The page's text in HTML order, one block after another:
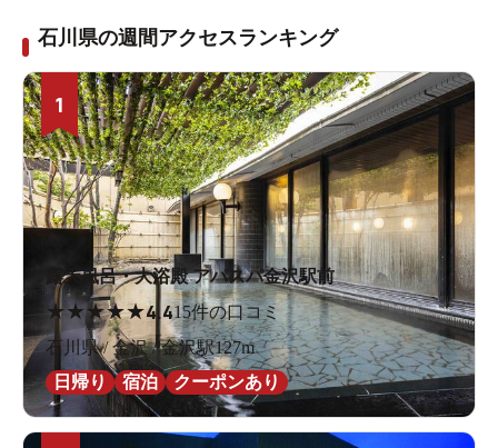
石川県の週間アクセスランキング
1
露天風呂・大浴殿 アパスパ金沢駅前
★ ★★★★4.415件の口コミ
石川県 / 金沢 / 金沢駅127m
日帰り
宿泊 クーポンあり